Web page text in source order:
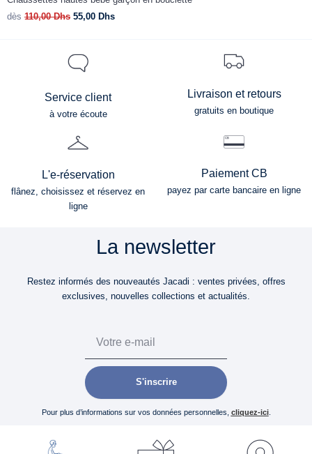
dès 110,00Dhs 55,00 Dhs
Service client
à votre écoute
Livraison et retours
gratuits en boutique
L'e-réservation
flânez, choisissez et réservez en
ligne
Paiement CB
payez par carte bancaire en ligne
La newsletter
Restez informés des nouveautés Jacadi : ventes privées, offres
exclusives, nouvelles collections et actualités.
S'inscrire
Pour plus d’informations sur vos données personnelles, cliquez-ici.